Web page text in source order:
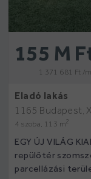
155 M
1 371 681 Ft /m
Eladó lakás
1165 Budapest,
4 szoba, 113 m2
EGY ÚJ VILÁG
repülőtér
parcellázási